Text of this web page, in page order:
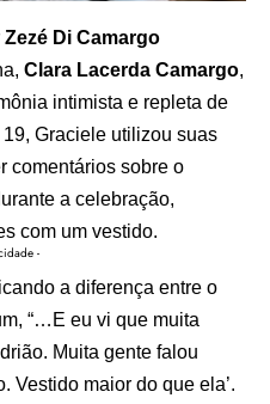
Zezé Di Camargo
Clara Lacerda Camargo,
intimista e repleta de
Graciele utilizou suas
comentários sobre o
a celebração,
com um vestido.
-
a diferença entre o
“…E eu vi que muita
Muita gente falou
Vestido maior do que ela’.